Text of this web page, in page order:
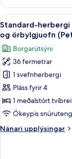
og
örbylgjuofn
(with
Sofabed)
herbergi
2
meðalstór
tvíbreið
rúm
kæliskápur
og
örbylgjuofn
Sofabed)
Skoða
allar
myndir
fyrir
Standard-
herbergi
-
1
meðalstórt
rúm
7
Standard-
og örbylgjuofn
Borgarútsýni
36 fermetrar
1 svefnherbergi
Pláss fyrir 4
1 meðalstórt
Ókeypis
Nánari upplýsingar
Nánari